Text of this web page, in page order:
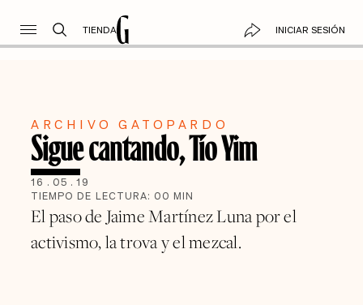
TIENDA INICIAR SESIÓN
ARCHIVO GATOPARDO
Sigue cantando, Tío Yim
16 . 05 . 19
TIEMPO DE LECTURA: 00 MIN
El paso de Jaime Martínez Luna por el
activismo, la trova y el mezcal.